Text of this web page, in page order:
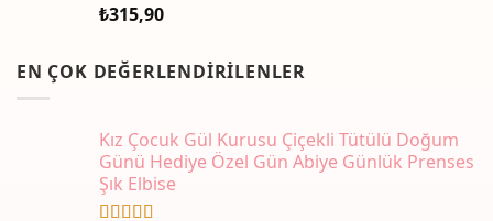
₺315,90
EN ÇOK DEĞERLENDIRILENLER
Kız Çocuk Gül Kurusu Çiçekli Tütülü Doğum
Günü Hediye Özel Gün Abiye Günlük Prenses
Şık Elbise